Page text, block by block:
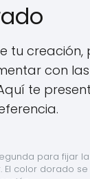
tu
con
te
para fijar
color dorado